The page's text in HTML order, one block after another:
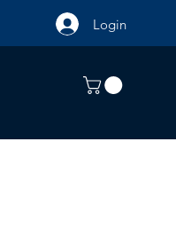
Login